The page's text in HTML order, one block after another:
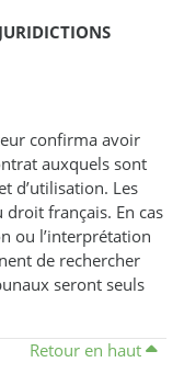
confirma avoir
auxquels sont
d’utilisation. Les
français. En cas
ou l’interprétation
de rechercher
seront seuls
Retour en haut